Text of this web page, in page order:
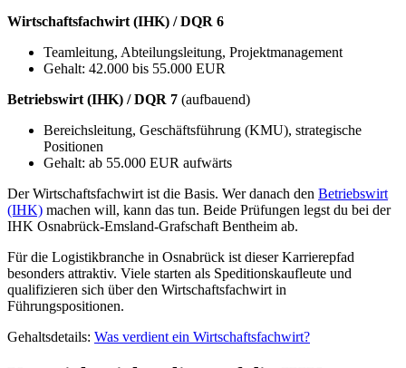
Wirtschaftsfachwirt (IHK) / DQR 6
Teamleitung, Abteilungsleitung, Projektmanagement
Gehalt: 42.000 bis 55.000 EUR
Betriebswirt (IHK) / DQR 7 (aufbauend)
Bereichsleitung, Geschäftsführung (KMU), strategische
Positionen
Gehalt: ab 55.000 EUR aufwärts
Der Wirtschaftsfachwirt ist die Basis. Wer danach den Betriebswirt
(IHK) machen will, kann das tun. Beide Prüfungen legst du bei der
IHK Osnabrück-Emsland-Grafschaft Bentheim ab.
Für die Logistikbranche in Osnabrück ist dieser Karrierepfad
besonders attraktiv. Viele starten als Speditionskaufleute und
qualifizieren sich über den Wirtschaftsfachwirt in
Führungspositionen.
Gehaltsdetails: Was verdient ein Wirtschaftsfachwirt?